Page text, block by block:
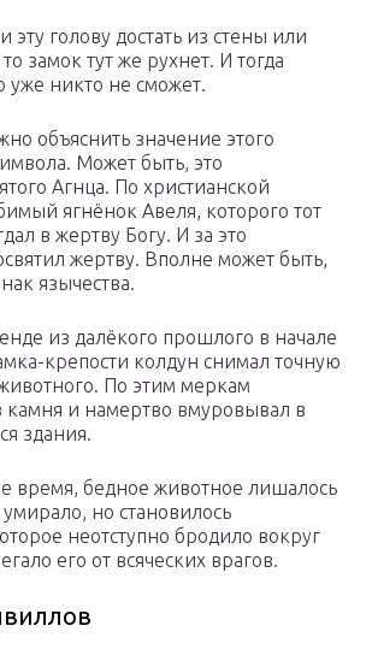
эту голову достать из стены или
замок тут же рухнет. И тогда
уже никто не сможет.
объяснить значение этого
Может быть, это
Агнца. По христианской
ягнёнок Авеля, которого тот
в жертву Богу. И за это
жертву. Вполне может быть,
язычества.
из далёкого прошлого в начале
крепости колдун снимал точную
По этим меркам
камня и намертво вмуровывал в
здания.
время, бедное животное лишалось
но становилось
неотступно бродило вокруг
его от всяческих врагов.